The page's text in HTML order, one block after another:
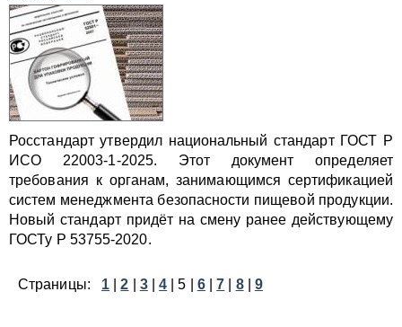
Росстандарт утвердил национальный стандарт ГОСТ Р
ИСО 22003-1-2025. Этот документ определяет
требования к органам, занимающимся сертификацией
систем менеджмента безопасности пищевой продукции.
Новый стандарт придёт на смену ранее действующему
ГОСТу Р 53755-2020.
Страницы: 1 |2 3|4 |5 6|7 8| 9